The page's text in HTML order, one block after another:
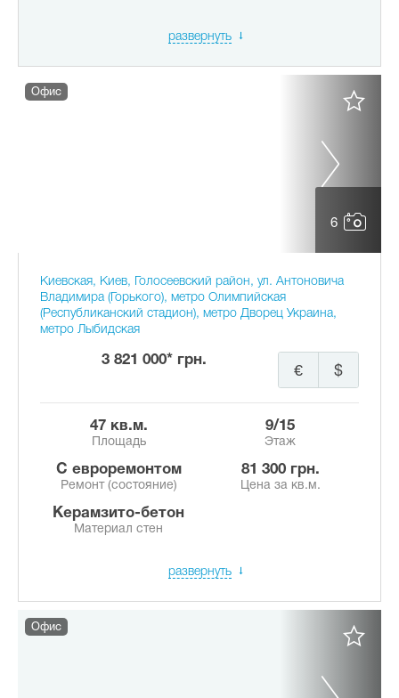
развернуть
6
Офис
Киевская, Киев, Голосеевский район, ул. Антоновича
Владимира (Горького), метро Олимпийская
(Республиканский стадион), метро Дворец Украина,
метро Лыбидская
3 821 000* грн.
$
€
47 кв.м.
Площадь
9/15
Этаж
с евроремонтом
Ремонт (состояние)
81 300 грн.
Цена за кв.м.
Керамзито-бетон
Материал стен
развернуть
Офис